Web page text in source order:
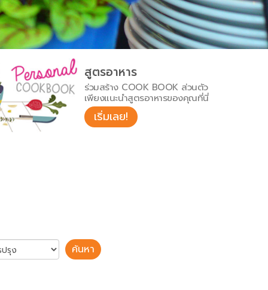
สูตรอาหาร
ร่วมสร้าง COOK BOOK ส่วนตัว
เพียงแนะนำสูตรอาหารของคุณที่นี่
เริ่มเลย!
ค้นหา